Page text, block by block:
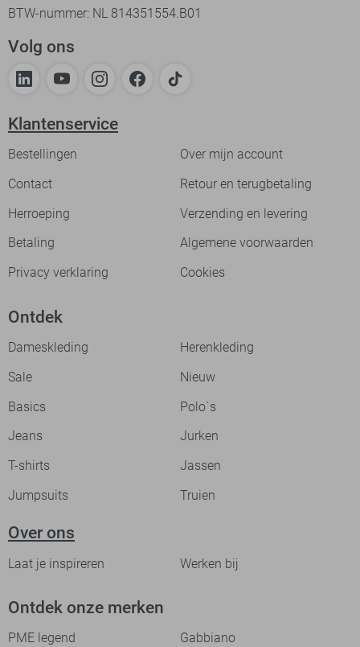
BTW-nummer: NL 814351554.B01
Volg ons
Klantenservice
Bestellingen
Over mijn account
Contact
Retour en terugbetaling
Herroeping
Verzending en levering
Betaling
Algemene voorwaarden
Privacy verklaring
Cookies
Ontdek
Dameskleding
Herenkleding
Sale
Nieuw
Basics
Polo`s
Jeans
Jurken
T-shirts
Jassen
Jumpsuits
Truien
Over ons
Laat je inspireren Werken bij
Ontdek onze merken
PME legend
Gabbiano